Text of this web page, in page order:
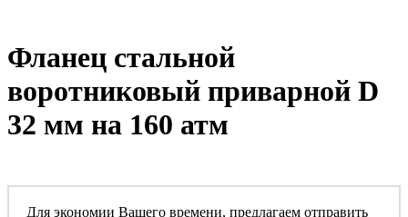
Фланец стальной
воротниковый приварной D
32 мм на 160 атм
Для экономии Вашего времени, предлагаем отправить